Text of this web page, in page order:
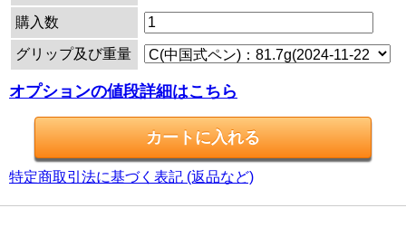
購入数
グリップ及び重量
オプションの値段詳細はこちら
特定商取引法に基づく表記 (返品など)